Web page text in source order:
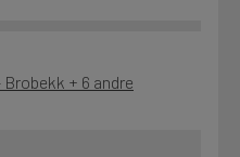
+ 6 andre